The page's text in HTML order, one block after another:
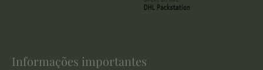
Informações importantes